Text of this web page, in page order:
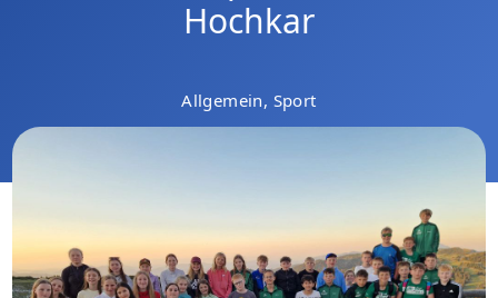
Hochkar
Allgemein, Sport